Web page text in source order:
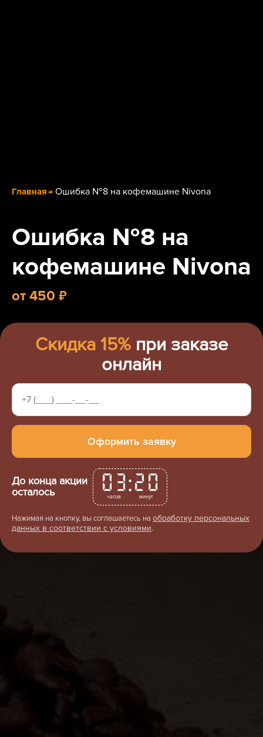
Главная Ошибка №8 на кофемашине Nivona
Ошибка №8 на
кофемашине Nivona
от 450 ₽
Скидка 15% при заказе
онлайн
До конца акции
осталось
03
часов :20
минут
Нажимая на кнопку, вы соглашаетесь на обработку персональных
данных в соответствии с условиями.